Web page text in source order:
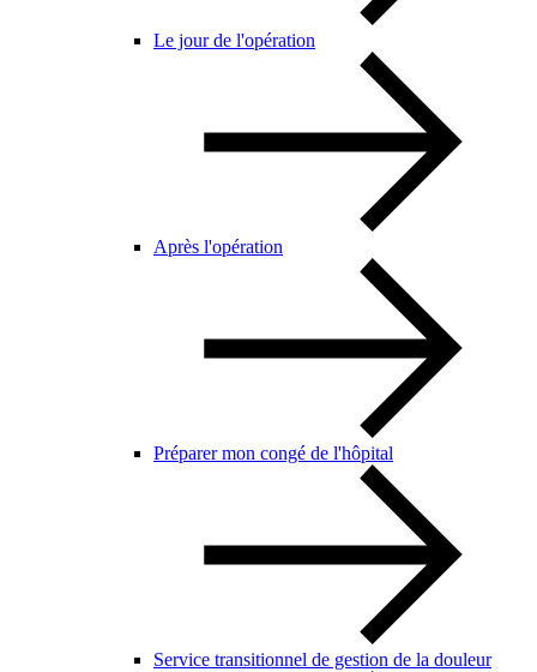
Le jour de l'opération
Après l'opération
Préparer mon congé de l'hôpital
Service transitionnel de gestion de la douleur